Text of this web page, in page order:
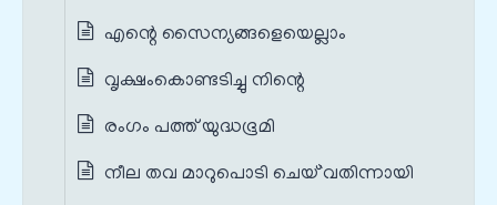
എന്റെ സൈന്യങ്ങളെയെല്ലാം
വൃക്ഷംകൊണ്ടടിച്ചു നിന്റെ
രംഗം പത്ത് യുദ്ധഭൂമി
നീല തവ മാറുപൊടി ചെയ്`വതിന്നായി